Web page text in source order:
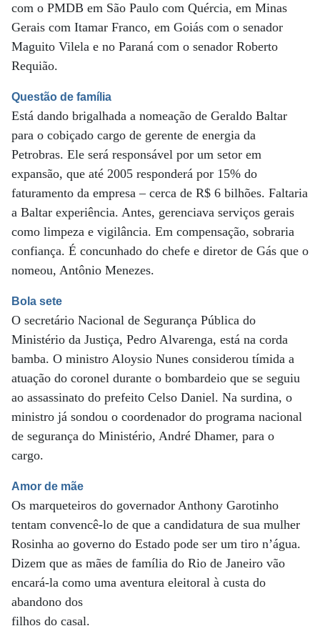
com o PMDB em São Paulo com Quércia, em Minas
Gerais com Itamar Franco, em Goiás com o senador
Maguito Vilela e no Paraná com o senador Roberto
Requião.
Questão de família
Está dando brigalhada a nomeação de Geraldo Baltar
para o cobiçado cargo de gerente de energia da
Petrobras. Ele será responsável por um setor em
expansão, que até 2005 responderá por 15% do
faturamento da empresa – cerca de R$ 6 bilhões. Faltaria
a Baltar experiência. Antes, gerenciava serviços gerais
como limpeza e vigilância. Em compensação, sobraria
confiança. É concunhado do chefe e diretor de Gás que o
nomeou, Antônio Menezes.
Bola sete
O secretário Nacional de Segurança Pública do
Ministério da Justiça, Pedro Alvarenga, está na corda
bamba. O ministro Aloysio Nunes considerou tímida a
atuação do coronel durante o bombardeio que se seguiu
ao assassinato do prefeito Celso Daniel. Na surdina, o
ministro já sondou o coordenador do programa nacional
de segurança do Ministério, André Dhamer, para o
cargo.
Amor de mãe
Os marqueteiros do governador Anthony Garotinho
tentam convencê-lo de que a candidatura de sua mulher
Rosinha ao governo do Estado pode ser um tiro n’água.
Dizem que as mães de família do Rio de Janeiro vão
encará-la como uma aventura eleitoral à custa do
abandono dos
filhos do casal.